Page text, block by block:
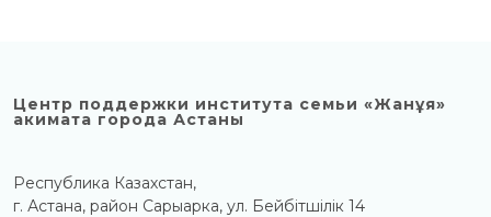
Центр поддержки института семьи «Жанұя»
акимата города Астаны
Республика Казахстан,
г. Астана, район Сарыарка, ул. Бейбітшілік 14